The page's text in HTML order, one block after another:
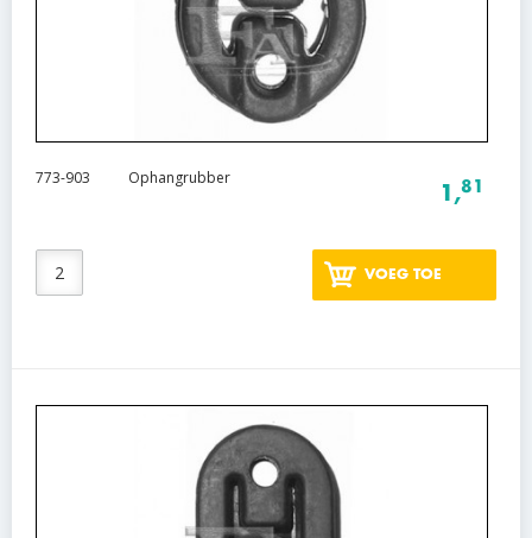
773-903 Ophangrubber
1,81
VOEG TOE